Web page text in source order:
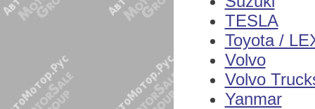
TESLA
Toyota /
Volvo
Volvo
Yanmar